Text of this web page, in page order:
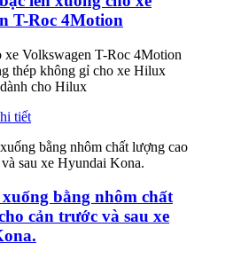
T-Roc 4Motion
xe Volkswagen T-Roc 4Motion
thép không gỉ cho xe Hilux
cho Hilux
tiết
bằng nhôm chất
cản trước và sau xe